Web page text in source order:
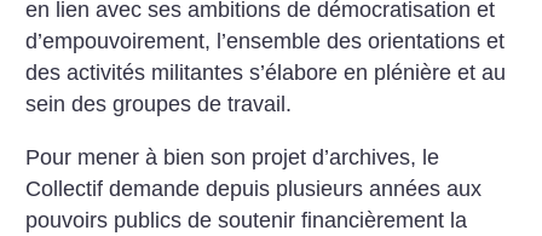
en lien avec ses ambitions de démocratisation et
d’empouvoirement, l’ensemble des orientations et
des activités militantes s’élabore en plénière et au
sein des groupes de travail.
Pour mener à bien son projet d’archives, le
Collectif demande depuis plusieurs années aux
pouvoirs publics de soutenir financièrement la